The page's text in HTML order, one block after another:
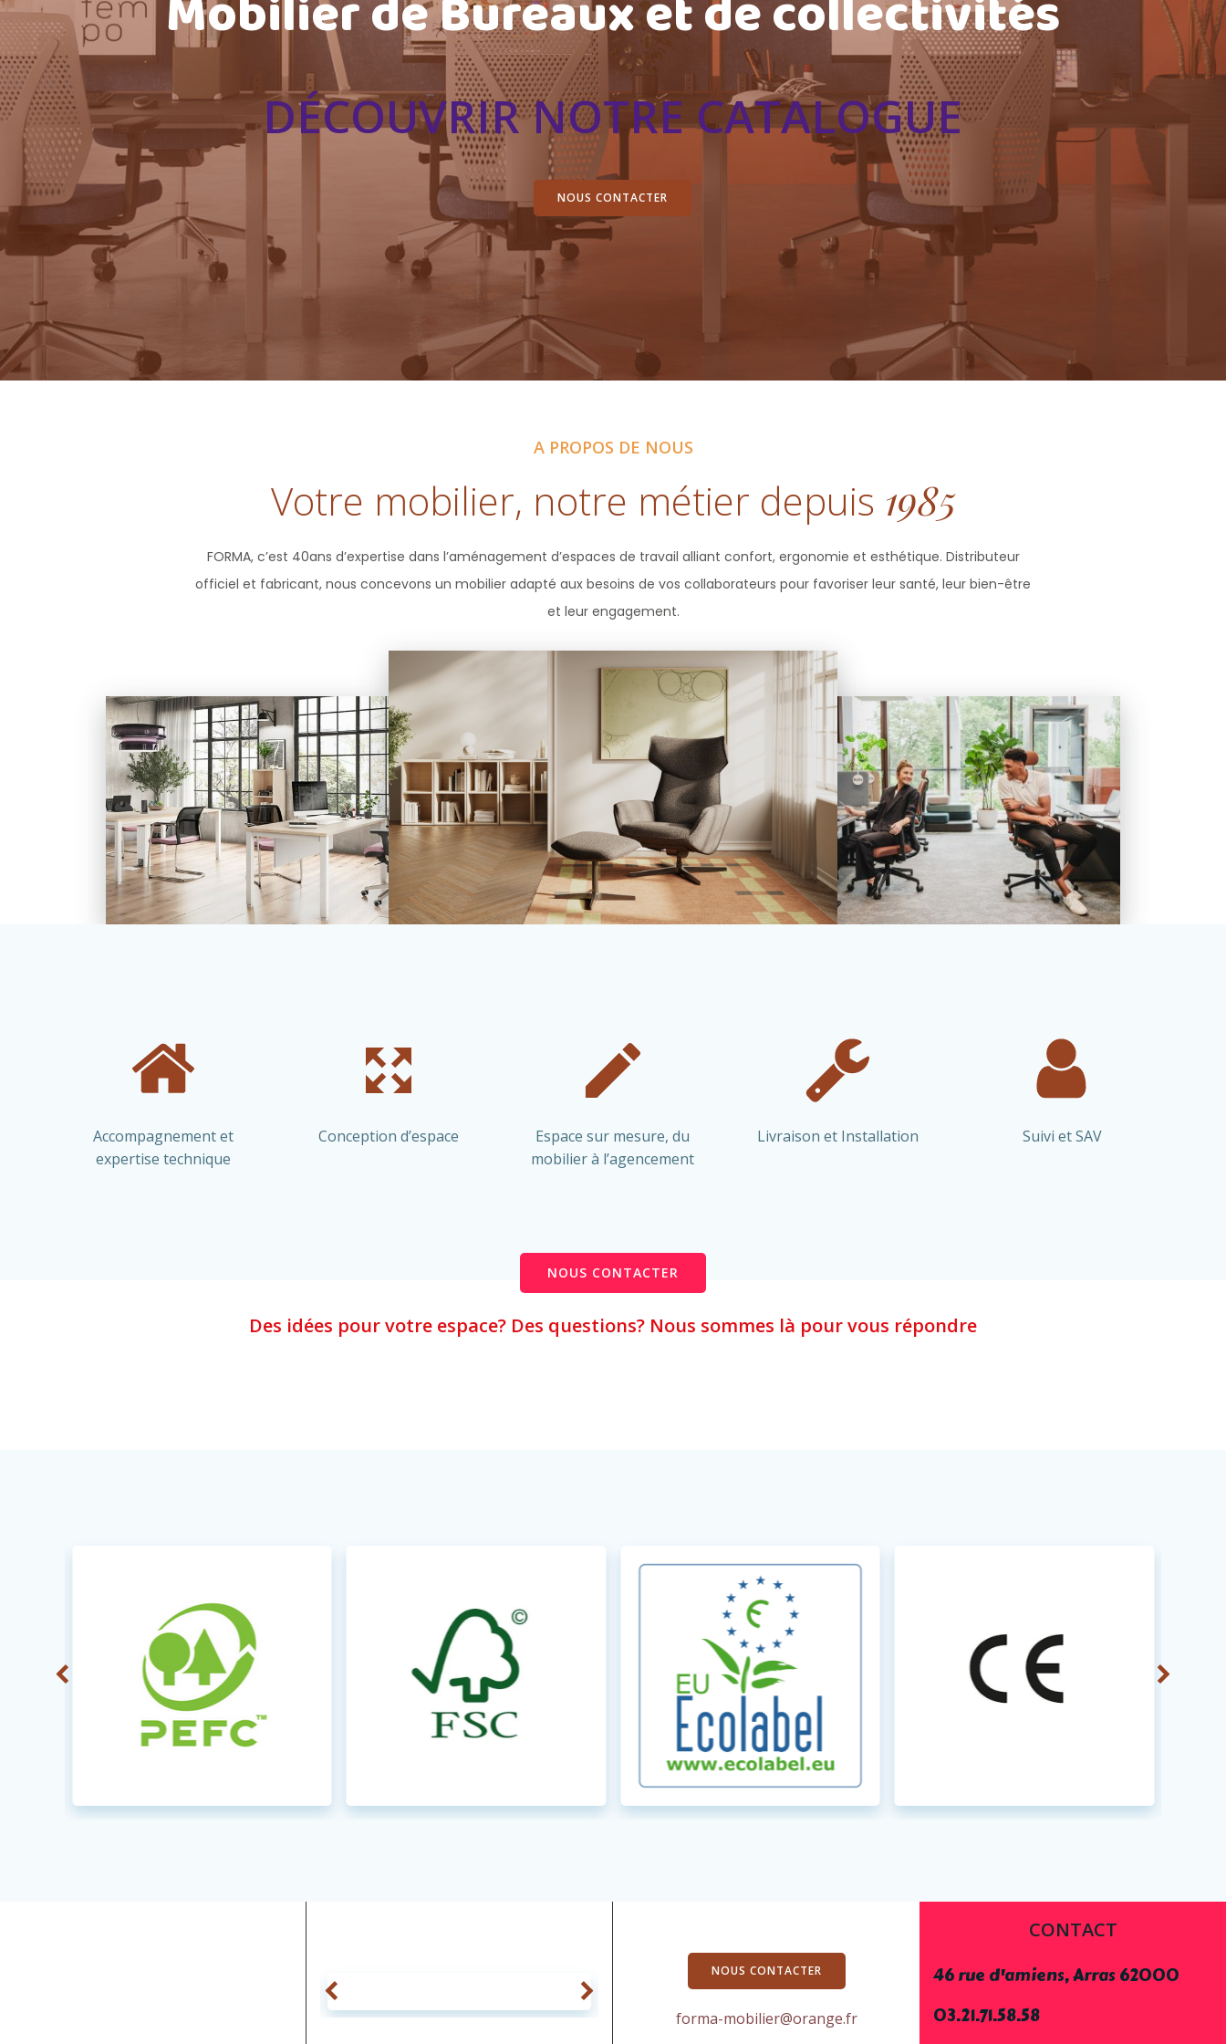
Mobilier de Bureaux et de collectivités
NOUS CONTACTER
A PROPOS DE NOUS
Votre mobilier, notre métier depuis 1985
FORMA, c’est 40ans d’expertise dans l’aménagement d’espaces de travail alliant confort, ergonomie et esthétique. Distributeur
officiel et fabricant, nous concevons un mobilier adapté aux besoins de vos collaborateurs pour favoriser leur santé, leur bien-être
et leur engagement.
Accompagnement et
expertise technique
Conception d’espace
Espace sur mesure, du
mobilier à l’agencement
Livraison et Installation Suivi et SAV
NOUS CONTACTER
Des idées pour votre espace? Des questions? Nous sommes là pour vous répondre
NOUS CONTACTER
forma-mobilier@orange.fr
CONTACT
46 rue d'amiens, Arras 62000
03.21.71.58.58